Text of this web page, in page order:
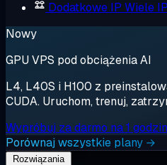
Dodatkowe IP Wiele
Nowy
GPU VPS pod obciążenia AI
L4, L40S i H100 z
CUDA. Uruchom, trenuj,
Wypróbuj za darmo na 1
Porównaj wszystkie plany →
Rozwiązania